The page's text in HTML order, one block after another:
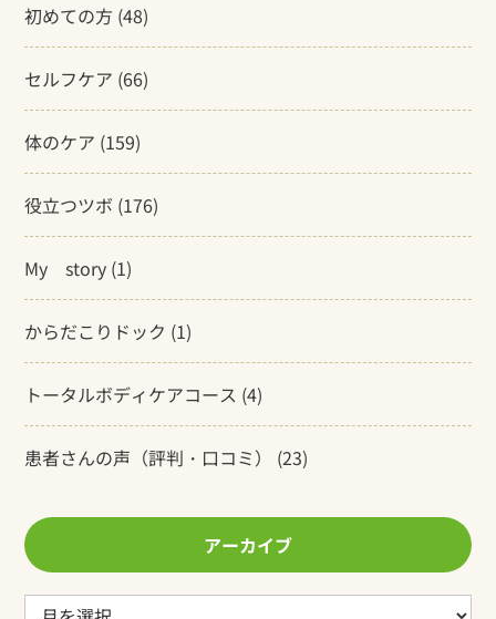
初めての方 (48)
セルフケア (66)
体のケア (159)
役立つツボ (176)
My story (1)
からだこりドック (1)
トータルボディケアコース (4)
患者さんの声（評判・口コミ） (23)
アーカイブ